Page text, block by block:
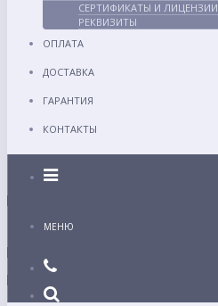
СЕРТИФИКАТЫ И ЛИЦЕНЗИИ
РЕКВИЗИТЫ
ОПЛАТА
ДОСТАВКА
ГАРАНТИЯ
КОНТАКТЫ
Каталог
МЕНЮ